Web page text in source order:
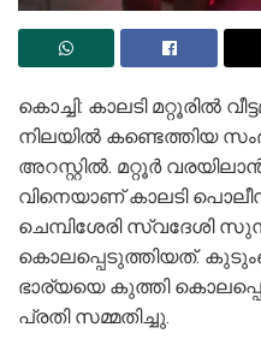
കൊച്ചി: കാലടി മറ്റൂരില്‍
നിലയില്‍ കണ്ടെത്തിയ
അറസ്റ്റില്‍. മറ്റൂര്‍
വിനെയാണ് കാലടി
ചെമ്പിശേരി സ്വദേശി
കൊലപ്പെടുത്തിയത്.
ഭാര്യയെ കുത്തി
പ്രതി സമ്മതിച്ചു.